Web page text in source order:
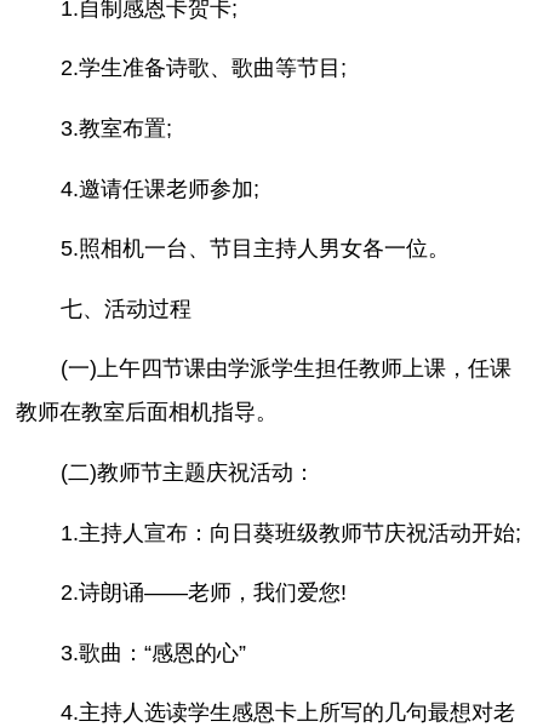
1.自制感恩卡贺卡;
2.学生准备诗歌、歌曲等节目;
3.教室布置;
4.邀请任课老师参加;
5.照相机一台、节目主持人男女各一位。
七、活动过程
(一)上午四节课由学派学生担任教师上课，任课
教师在教室后面相机指导。
(二)教师节主题庆祝活动：
1.主持人宣布：向日葵班级教师节庆祝活动开始;
2.诗朗诵――老师，我们爱您!
3.歌曲：“感恩的心”
4.主持人选读学生感恩卡上所写的几句最想对老